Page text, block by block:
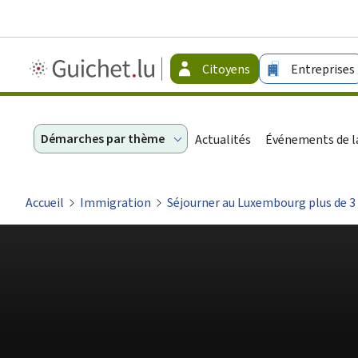
Guichet.lu
-
Citoyens Entreprises
Démarches par thème Actualités Événements de
Accueil Immigration Séjourner au Luxembourg plus de